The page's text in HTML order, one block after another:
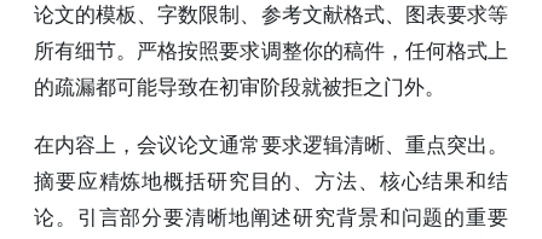
论文的模板、字数限制、参考文献格式、图表要求等
所有细节。严格按照要求调整你的稿件，任何格式上
的疏漏都可能导致在初审阶段就被拒之门外。
在内容上，会议论文通常要求逻辑清晰、重点突出。
摘要应精炼地概括研究目的、方法、核心结果和结
论。引言部分要清晰地阐述研究背景和问题的重要